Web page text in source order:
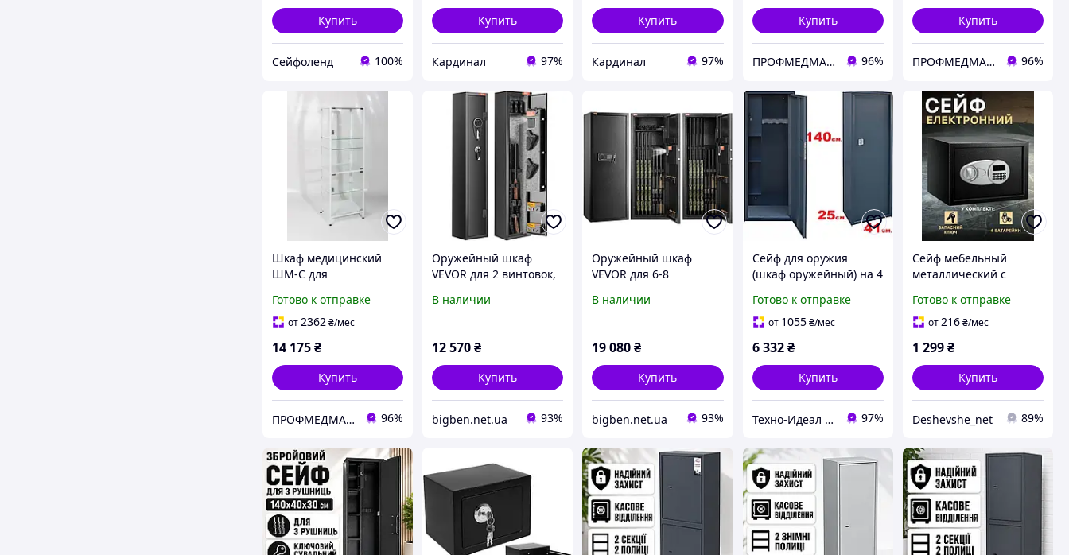
Купить
Сейфоленд 100%
Купить
Кардинал 97%
Купить
Кардинал 97%
Купить
ПРОФМЕДМАРКЕТ 96%
Купить
ПРОФМЕДМАРКЕТ 96%
Шкаф медицинский
ШМ-С для
хранения расходных
материалов
Готово к отправке
от2362₴/мес
14 175₴
Купить
ПРОФМЕДМАРКЕТ 96%
Оружейный шкаф
VEVOR для 2 винтовок,
замком и цифровой
оружия с
В наличии
12 570₴
Купить
bigben.net.ua 93%
Оружейный шкаф
VEVOR для 6-8
оружия с замком и
хранения оружия со
съемной
В наличии
19 080₴
Купить
bigben.net.ua 93%
Сейф для оружия
(шкаф оружейный) на 4
для патронов
Готово к отправке
от 1055 ₴/мес
6 332 ₴
Купить
Техно-Идеал Плюс 97%
Сейф мебельный
металлический с
домашний сейфы для
дома денег
Готово к отправке
от216₴/мес
1 299₴
Купить
Deshevshe_net 89%